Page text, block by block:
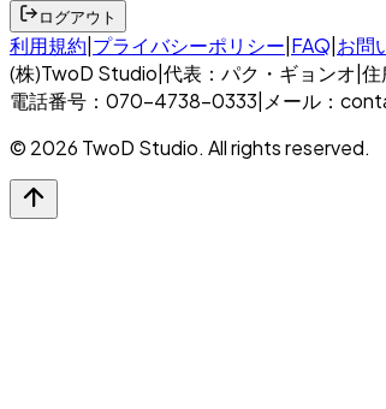
ログアウト
利用規約 プライバシーポリシー FAQ お問
(株)TwoD Studio 代表：パク・ギョンオ 住
電話番号：070-4738-0333 メール：
© 2026 TwoD Studio. All rights reserved.